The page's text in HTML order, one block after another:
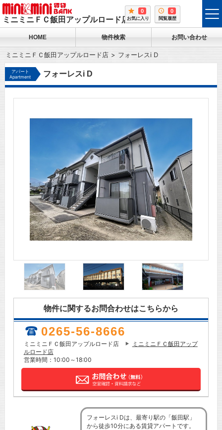
ミニミニＦＣ飯田アップルロード店
0
お気に入り
0
閲覧履歴
HOME 物件検索 お問い合わせ
ミニミニＦＣ飯田アップルロード店 フォーレスi D
アパート
Apartment
フォーレスi D
物件に関するお問合わせはこちらから
0265-56-8666
ミニミニＦＣ飯田アップルロード店
ミニミニＦＣ飯田アップ
ルロード店
営業時間：10:00～18:00
フォーレスi Dは、最寄り駅の「飯田駅」
から徒歩10分にある賃貸アパートです。